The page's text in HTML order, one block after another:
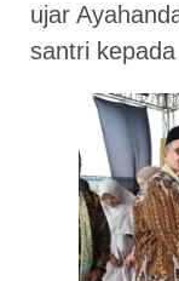
ujar
santri